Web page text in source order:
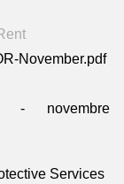
November.pdf
- novembre
Services